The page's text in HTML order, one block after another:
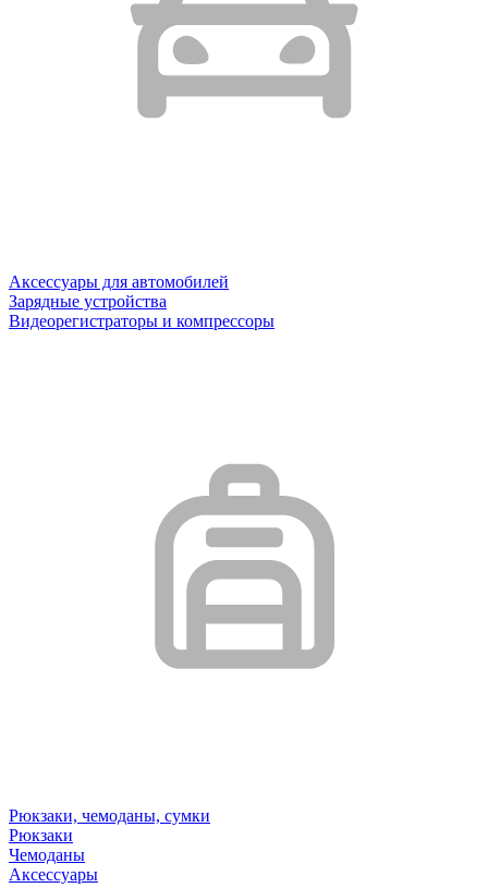
Аксессуары для автомобилей
Зарядные устройства
Видеорегистраторы и компрессоры
Рюкзаки, чемоданы, сумки
Рюкзаки
Чемоданы
Аксессуары